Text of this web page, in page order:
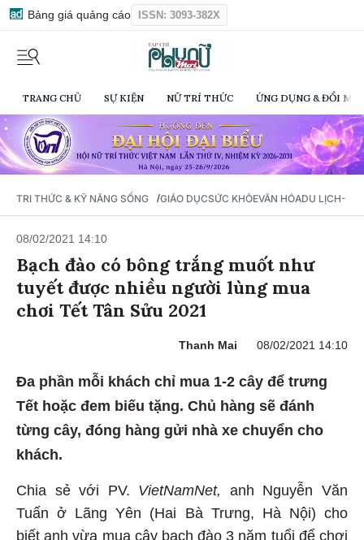
Bảng giá quảng cáo ISSN: 3093-382X
TRANG CHỦ SỰ KIỆN NỮ TRÍ THỨC ỨNG DỤNG & ĐỔI
TRI THỨC & KỸ NĂNG SỐNG /GIÁO DỤCSỨC KHỎEVĂN HÓADU LỊCH-
08/02/2021 14:10
Bạch đào có bông trắng muốt như
tuyết được nhiều người lùng mua
chơi Tết Tân Sửu 2021
Thanh Mai 08/02/2021 14:10
Đa phần mỗi khách chỉ mua 1-2 cây để trưng
Tết hoặc đem biếu tặng. Chủ hàng sẽ đánh
từng cây, đóng hàng gửi nhà xe chuyển cho
khách.
Chia sẻ với PV. VietNamNet,
anh Nguyễn Văn
Tuấn ở Lãng Yên (Hai Bà Trưng, Hà Nội) cho
biết anh vừa mua cây bạch đào 3 năm tuổi để chơi